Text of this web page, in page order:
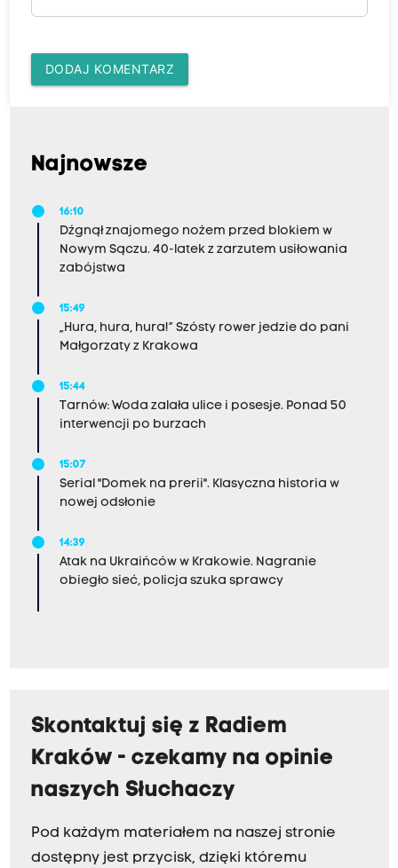
DODAJ KOMENTARZ
Najnowsze
16:10
Dźgnął znajomego nożem przed blokiem w
Nowym Sączu. 40-latek z zarzutem usiłowania
zabójstwa
15:49
„Hura, hura, hura!” Szósty rower jedzie do pani
Małgorzaty z Krakowa
15:44
Tarnów: Woda zalała ulice i posesje. Ponad 50
interwencji po burzach
15:07
Serial "Domek na prerii". Klasyczna historia w
nowej odsłonie
14:39
Atak na Ukraińców w Krakowie. Nagranie
obiegło sieć, policja szuka sprawcy
Skontaktuj się z Radiem
Kraków - czekamy na opinie
naszych Słuchaczy
Pod każdym materiałem na naszej stronie
dostępny jest przycisk, dzięki któremu